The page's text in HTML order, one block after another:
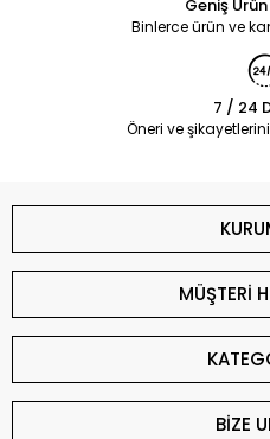
Geniş
Binlerce ürün ve
7 / 24
Öneri ve
MÜŞTERİ
BİZE